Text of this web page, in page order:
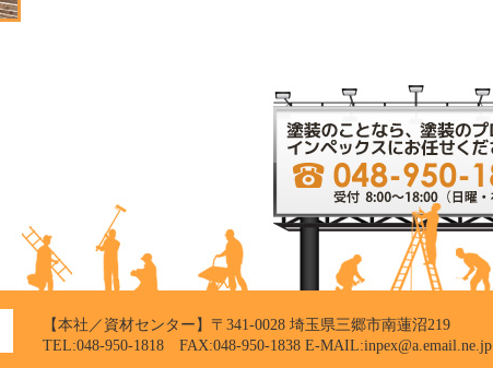
【本社／資材センター】〒341-0028 埼玉県三郷市南蓮沼219
TEL:048-950-1818 FAX:048-950-1838 E-MAIL:inpex@a.email.ne.jp